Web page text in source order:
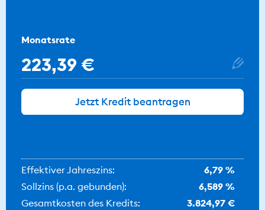
Monatsrate
223,39 €
Jetzt Kredit beantragen
Effektiver Jahreszins:
6,79 %
Sollzins (p.a. gebunden):
6,589 %
Gesamtkosten des Kredits:
3.824,97 €